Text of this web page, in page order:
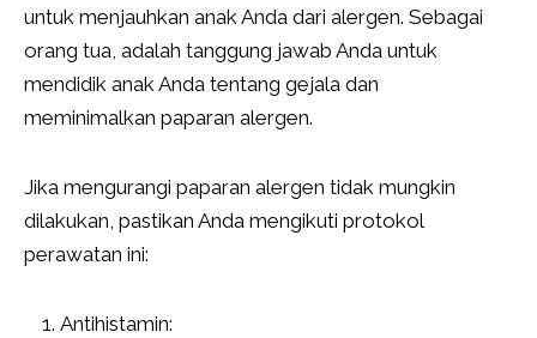
untuk menjauhkan anak Anda dari alergen. Sebagai
orang tua, adalah tanggung jawab Anda untuk
mendidik anak Anda tentang gejala dan
meminimalkan paparan alergen.
Jika mengurangi paparan alergen tidak mungkin
dilakukan, pastikan Anda mengikuti protokol
perawatan ini:
Antihistamin: